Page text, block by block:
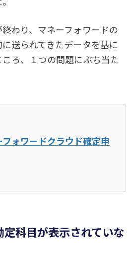
わり、マネーフォワードの
送られてきたデータを基に
ろ、１つの問題にぶち当た
フォワードクラウド確定申
科目が表示されていな